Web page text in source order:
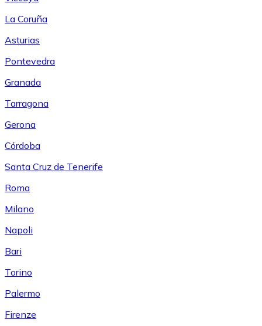
La Coruña
Asturias
Pontevedra
Granada
Tarragona
Gerona
Córdoba
Santa Cruz de Tenerife
Roma
Milano
Napoli
Bari
Torino
Palermo
Firenze